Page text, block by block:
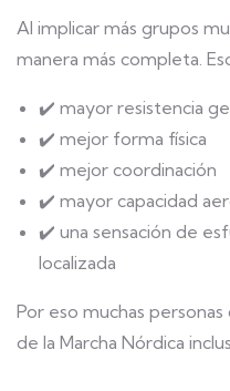
Al implicar más grupos
manera más completa.
✔️ mayor resistencia
✔️ mejor forma física
✔️ mejor coordinación
✔️ mayor capacidad
✔️ una sensación de
localizada
Por eso muchas
de la Marcha Nórdica